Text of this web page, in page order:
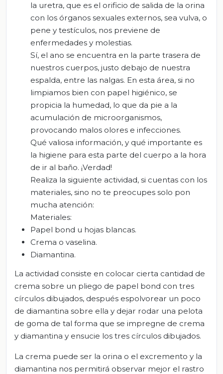
la uretra, que es el orificio de salida de la orina
con los órganos sexuales externos, sea vulva, o
pene y testículos, nos previene de
enfermedades y molestias.
Sí, el ano se encuentra en la parte trasera de
nuestros cuerpos, justo debajo de nuestra
espalda, entre las nalgas. En esta área, si no
limpiamos bien con papel higiénico, se
propicia la humedad, lo que da pie a la
acumulación de microorganismos,
provocando malos olores e infecciones.
Qué valiosa información, y qué importante es
la higiene para esta parte del cuerpo a la hora
de ir al baño. ¡Verdad!
Realiza la siguiente actividad, si cuentas con los
materiales, sino no te preocupes solo pon
mucha atención:
Materiales:
Papel bond u hojas blancas.
Crema o vaselina.
Diamantina.
La actividad consiste en colocar cierta cantidad de
crema sobre un pliego de papel bond con tres
círculos dibujados, después espolvorear un poco
de diamantina sobre ella y dejar rodar una pelota
de goma de tal forma que se impregne de crema
y diamantina y ensucie los tres círculos dibujados.
La crema puede ser la orina o el excremento y la
diamantina nos permitirá observar mejor el rastro